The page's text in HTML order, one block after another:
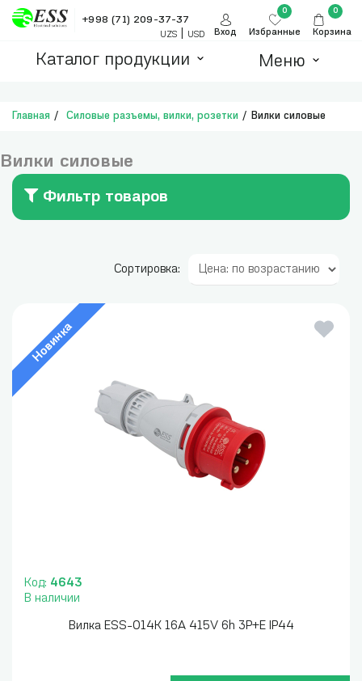
+998 (71) 209-37-37
UZS USD Вход Избранные
0
Корзина
0
Каталог продукции Меню
Главная Силовые разъемы, вилки, розетки Вилки силовые
Вилки силовые
Фильтр товаров
Сортировка:
Новинка
Код: 4643
В наличии
Вилка ESS-014K 16A 415V 6h 3P+E IP44